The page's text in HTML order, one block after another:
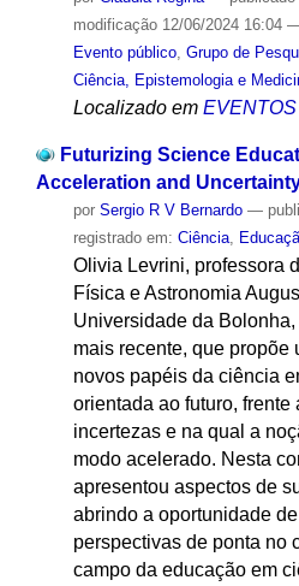
modificação12/06/2024 16:04 —
Evento público, Grupo de
Ciência, Epistemologia e
Localizado em EVENTOS
Futurizing Science
Acceleration and
por Sergio R V Bernardo —
registrado em: Ciência,
Olivia Levrini, professora
Física e Astronomia
Universidade da
mais recente, que propõe
novos papéis da ciência
orientada ao futuro,
incertezas e na qual a
modo acelerado. Nesta
apresentou aspectos de
abrindo a oportunidade
perspectivas de ponta no
campo da educação em